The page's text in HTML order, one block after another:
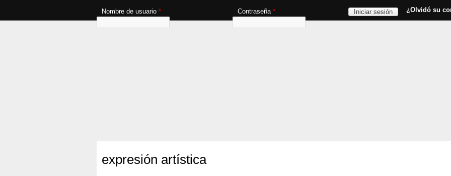
Nombre de usuario * Contraseña * ¿Olvidó su
expresión artística